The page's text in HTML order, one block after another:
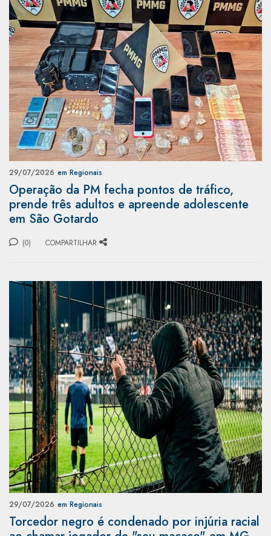
29/07/2026 em Regionais
Operação da PM fecha pontos de tráfico,
prende três adultos e apreende adolescente
em São Gotardo
(0) COMPARTILHAR
29/07/2026 em Regionais
Torcedor negro é condenado por injúria racial